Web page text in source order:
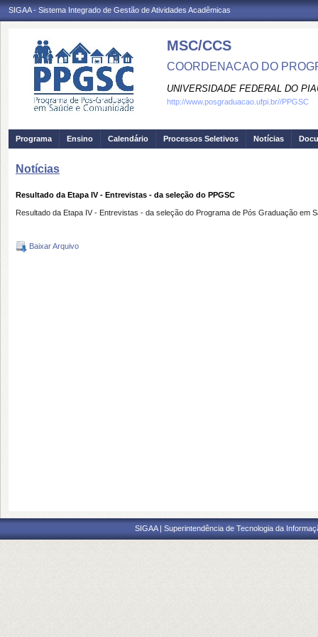
SIGAA - Sistema Integrado de Gestão de Atividades Acadêmicas
MSC/CCS
COORDENACAO DO
UNIVERSIDADE FEDERAL DO
http://www.posgraduacao.ufpi.br//PPGSC
Programa Ensino Calendário Processos Seletivos Notícias
Notícias
Resultado da Etapa IV - Entrevistas - da seleção do PPGSC
Resultado da Etapa IV - Entrevistas - da seleção do Programa de Pós Graduação em
Baixar Arquivo
SIGAA | Superintendência de Tecnologia da